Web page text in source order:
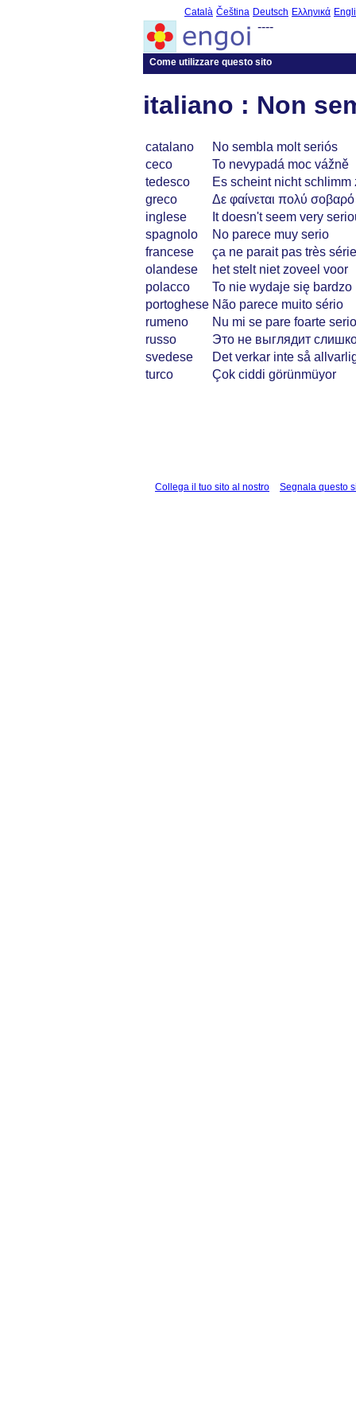
Català Čeština Deutsch Ελληνικά
----
Come utilizzare questo sito
italiano : Non
catalano
No sembla molt seriós
ceco
To nevypadá moc vážně
tedesco
Es scheint nicht schlimm
greco
Δε φαίνεται πολύ σοβαρό
inglese
It doesn't seem very
spagnolo
No parece muy serio
francese
ça ne parait pas très
olandese
het stelt niet zoveel voor
polacco
To nie wydaje się bardzo
portoghese Não parece muito sério
rumeno
Nu mi se pare foarte
russo
Это не выглядит
svedese
Det verkar inte så
turco
Çok ciddi görünmüyor
Collega il tuo sito al nostro Segnala questo